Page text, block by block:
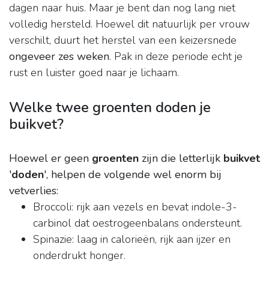
dagen naar huis. Maar je bent dan nog lang niet
volledig hersteld. Hoewel dit natuurlijk per vrouw
verschilt, duurt het herstel van een keizersnede
ongeveer zes weken. Pak in deze periode echt je
rust en luister goed naar je lichaam.
Welke twee groenten doden je
buikvet?
Hoewel er geen groenten zijn die letterlijk buikvet
'doden', helpen de volgende wel enorm bij
vetverlies:
Broccoli: rijk aan vezels en bevat indole-3-
carbinol dat oestrogeenbalans ondersteunt.
Spinazie: laag in calorieën, rijk aan ijzer en
onderdrukt honger.